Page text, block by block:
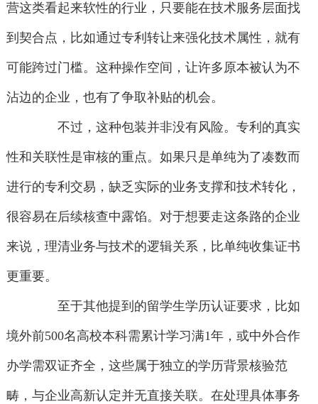
营这类看起来软性的行业，只要能在技术服务层面找
到契合点，比如通过专利转让来强化技术属性，就有
可能跨过门槛。这种操作空间，让许多原本被认为不
沾边的企业，也有了争取补贴的机会。
不过，这种包装并非没有风险。专利的真实
性和关联性是审核的重点。如果只是单纯为了凑数而
进行的专利交易，缺乏实际的业务支撑和技术转化，
很容易在后续核查中露馅。对于想要走这条路的企业
来说，理清业务与技术的逻辑关系，比单纯收集证书
更重要。
至于其他提到的留学生学历认证要求，比如
境外前500名高校本科需累计学习满1年，或中外合作
办学需双证齐全，这些属于独立的学历背景核验范
畴，与企业高新认定并无直接关联。在处理具体事务